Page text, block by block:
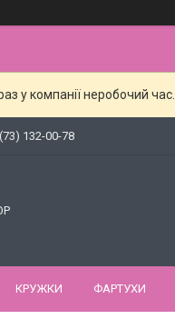
у компанії неробочий
132-00-78
КРУЖКИ ФАРТУХИ